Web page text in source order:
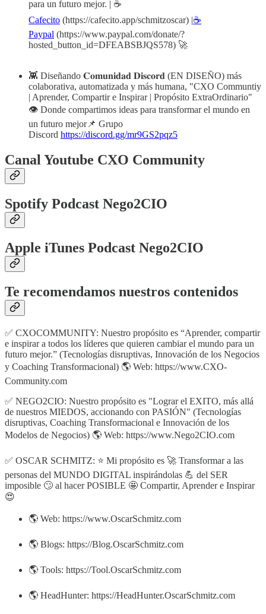
para un futuro mejor. | ☕
Cafecito (https://cafecito.app/schmitzoscar) |☕
Paypal (https://www.paypal.com/donate/?
hosted_button_id=DFEABSBJQS578) 🚀
👾 Diseñando 𝐂𝐨𝐦𝐮𝐧𝐢𝐝𝐚𝐝 𝐃𝐢𝐬𝐜𝐨𝐫𝐝 (EN DISEÑO) más
colaborativa, automatizada y más humana, "CXO Communtiy
| Aprender, Compartir e Inspirar | Propósito ExtraOrdinario"
👁️ Donde compartimos ideas para transformar el mundo en
un futuro mejor📌 Grupo
Discord https://discord.gg/mr9GS2pqz5
Canal Youtube CXO Community
Spotify Podcast Nego2CIO
Apple iTunes Podcast Nego2CIO
Te recomendamos nuestros contenidos
✅ CXOCOMMUNITY: Nuestro propósito es “Aprender, compartir
e inspirar a todos los líderes que quieren cambiar el mundo para un
futuro mejor.” (Tecnologías disruptivas, Innovación de los Negocios
y Coaching Transformacional) 🌎 Web: https://www.CXO-
Community.com
✅ NEGO2CIO: Nuestro propósito es "Lograr el EXITO, más allá
de nuestros MIEDOS, accionando con PASIÓN" (Tecnologías
disruptivas, Coaching Transformacional e Innovación de los
Modelos de Negocios) 🌎 Web: https://www.Nego2CIO.com
✅ OSCAR SCHMITZ: ⭐ Mi propósito es 🚀 Transformar a las
personas del MUNDO DIGITAL inspirándolas 💪 del SER
imposible 🙄 al hacer POSIBLE 🤩 Compartir, Aprender e Inspirar
😍
🌎 Web: https://www.OscarSchmitz.com
🌎 Blogs: https://Blog.OscarSchmitz.com
🌎 Tools: https://Tool.OscarSchmitz.com
🌎 HeadHunter: https://HeadHunter.OscarSchmitz.com